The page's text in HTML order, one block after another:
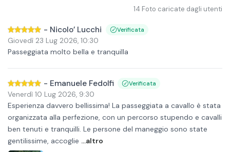
14 Foto caricate dagli utenti
- Nicolo’ Lucchi Verificata
Giovedì 23 Lug 2026, 10:30
Passeggiata molto bella e tranquilla
- Emanuele Fedolfi Verificata
Venerdì 10 Lug 2026, 9:30
Esperienza davvero bellissima! La passeggiata a cavallo è stata
organizzata alla perfezione, con un percorso stupendo e cavalli
ben tenuti e tranquilli. Le persone del maneggio sono state
gentilissime, accoglie ...altro